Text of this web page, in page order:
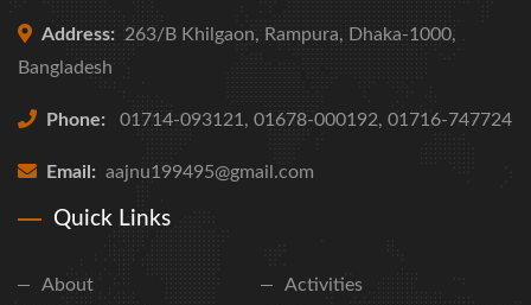
Address:
263/B Khilgaon, Rampura, Dhaka-1000,
Bangladesh
Phone: 01714-093121, 01678-000192, 01716-747724
Email: aajnu199495@gmail.com
Quick Links
About Activities